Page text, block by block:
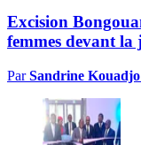
Excision
femmes devant la
ParSandrine Kouadjo